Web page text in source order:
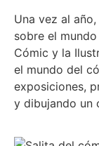
Una vez al
sobre el
Cómic y la
el mundo del
exposiciones,
y dibujando un